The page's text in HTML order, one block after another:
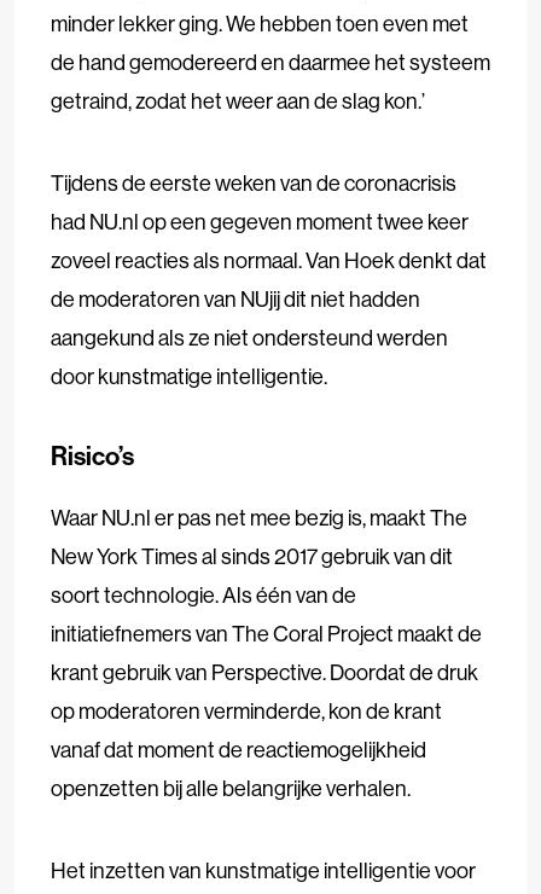
minder lekker ging. We hebben toen even met
de hand gemodereerd en daarmee het systeem
getraind, zodat het weer aan de slag kon.’
Tijdens de eerste weken van de coronacrisis
had NU.nl op een gegeven moment twee keer
zoveel reacties als normaal. Van Hoek denkt dat
de moderatoren van NUjij dit niet hadden
aangekund als ze niet ondersteund werden
door kunstmatige intelligentie.
Risico’s
Waar NU.nl er pas net mee bezig is, maakt The
New York Times al sinds 2017 gebruik van dit
soort technologie. Als één van de
initiatiefnemers van The Coral Project maakt de
krant gebruik van Perspective. Doordat de druk
op moderatoren verminderde, kon de krant
vanaf dat moment de reactiemogelijkheid
openzetten bij alle belangrijke verhalen.
Het inzetten van kunstmatige intelligentie voor